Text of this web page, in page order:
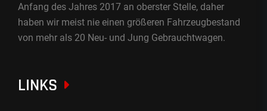
Anfang des Jahres 2017 an oberster Stelle, daher
haben wir meist nie einen größeren Fahrzeugbestand
von mehr als 20 Neu- und Jung Gebrauchtwagen.
LINKS